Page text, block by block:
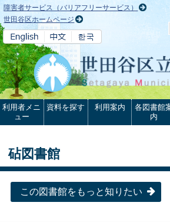
本文へ
障害者サービス（バリアフリーサービス）
世田谷区ホームページ
利用者メニ
ュー
資料を探す 利用案内
各図書館
内
砧図書館
この図書館をもっと知りたい